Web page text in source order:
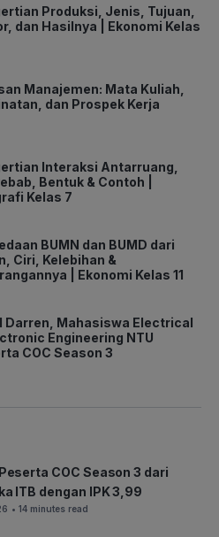
Produksi, Jenis, Tujuan,
dan Hasilnya | Ekonomi Kelas
Manajemen: Mata Kuliah,
dan Prospek Kerja
Interaksi Antarruang,
Bentuk & Contoh |
Kelas 7
BUMN dan BUMD dari
Ciri, Kelebihan &
| Ekonomi Kelas 11
Darren, Mahasiswa Electrical
Engineering NTU
COC Season 3
COC Season 3 dari
ITB dengan IPK 3,99
• 14 minutes read